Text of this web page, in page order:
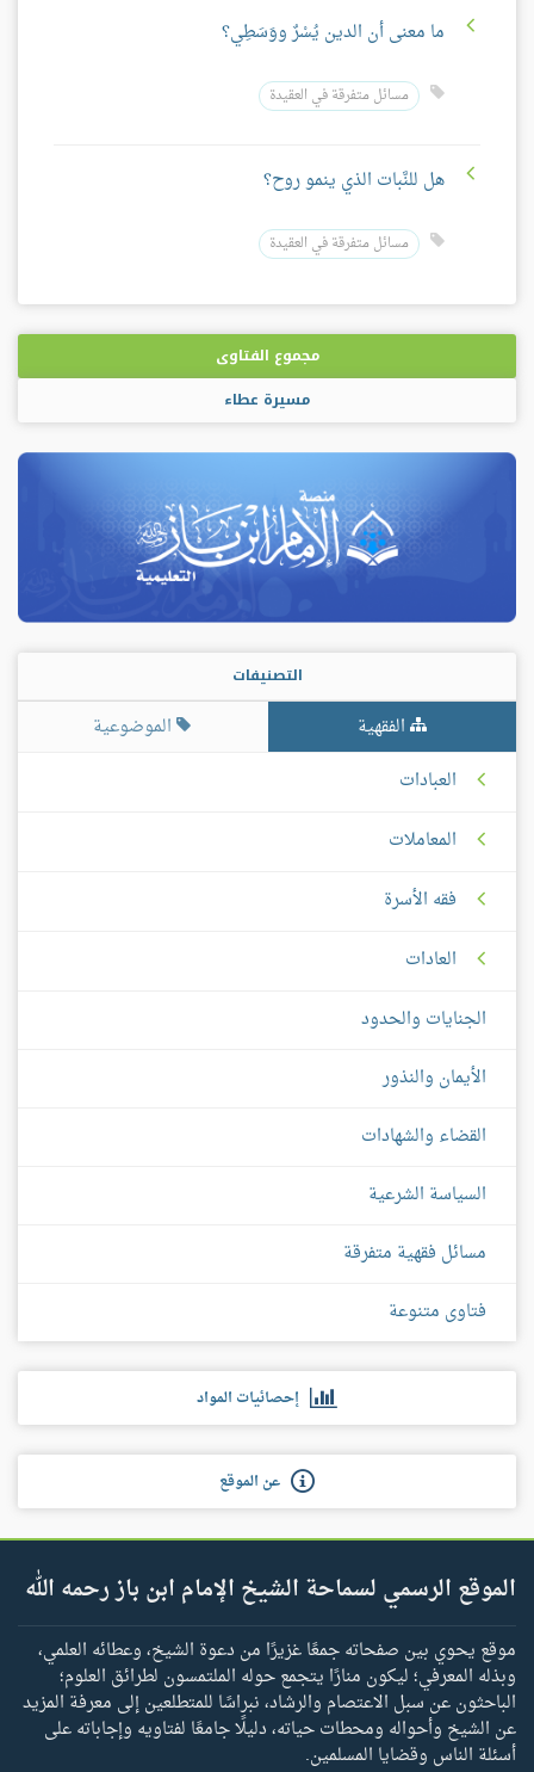
ما معنى أن الدين يُسْرٌ ووَسَطِي؟
مسائل متفرقة في العقيدة
هل للنَّبات الذي ينمو روح؟
مسائل متفرقة في العقيدة
مجموع الفتاوى
مسيرة عطاء
التصنيفات
الفقهية
الموضوعية
العبادات
المعاملات
فقه الأسرة
العادات
الجنايات والحدود
الأيمان والنذور
القضاء والشهادات
السياسة الشرعية
مسائل فقهية متفرقة
فتاوى متنوعة
إحصائيات المواد
عن الموقع
الموقع الرسمي لسماحة الشيخ الإمام ابن باز رحمه الله
موقع يحوي بين صفحاته جمعًا غزيرًا من دعوة الشيخ، وعطائه العلمي،
وبذله المعرفي؛ ليكون منارًا يتجمع حوله الملتمسون لطرائق العلوم؛
الباحثون عن سبل الاعتصام والرشاد، نبراسًا للمتطلعين إلى معرفة المزيد
عن الشيخ وأحواله ومحطات حياته، دليلًا جامعًا لفتاويه وإجاباته على
أسئلة الناس وقضايا المسلمين.